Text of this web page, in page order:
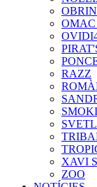
OMAC
RAZZ
XAVI
ZOO